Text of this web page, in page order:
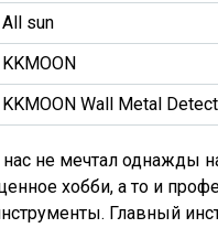
All sun
KKMOON
KKMOON Wall Metal
нас не мечтал однажды
хобби, а то и
Главный